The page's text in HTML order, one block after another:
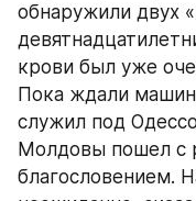
обнаружили двух
крови был уже
Пока ждали
служил под
Молдовы пошел с
благословением.